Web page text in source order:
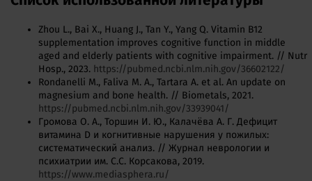
Zhou L., Bai X., Huang J., Tan Y., Yang Q. Vitamin B12
supplementation improves cognitive function in middle
aged and elderly patients with cognitive impairment. // Nutr
Hosp., 2023. https://pubmed.ncbi.nlm.nih.gov/36602122/
Rondanelli M., Faliva M. A., Tartara A. et al. An update on
magnesium and bone health. // Biometals, 2021.
https://pubmed.ncbi.nlm.nih.gov/33939041/
Громова О. А., Торшин И. Ю., Калачёва А. Г. Дефицит
витамина D и когнитивные нарушения у пожилых:
систематический анализ. // Журнал неврологии и
психиатрии им. С.С. Корсакова, 2019.
https://www.mediasphera.ru/